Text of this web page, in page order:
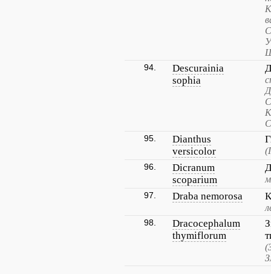
94.
Descurainia
sophia
95.
Dianthus
versicolor
96.
Dicranum
scoparium
97. Draba nemorosa
98.
Dracocephalum
thymiflorum